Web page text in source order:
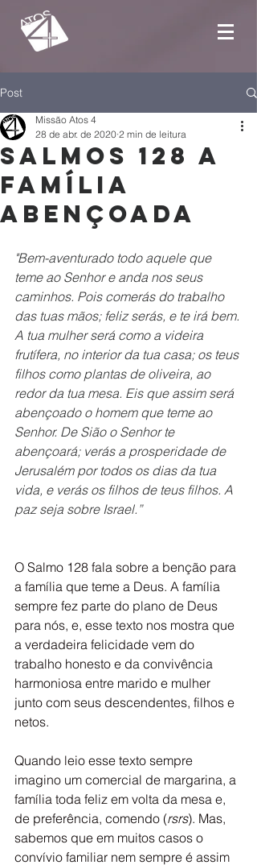
Post
SALMOS 128 A
FAMÍLIA
ABENÇOADA
Missão Atos 4
28 de abr. de 2020 2 min de leitura
"Bem-aventurado todo aquele que
teme ao Senhor e anda nos seus
caminhos. Pois comerás do trabalho
das tuas mãos; feliz serás, e te irá bem.
A tua mulher será como a videira
frutífera, no interior da tua casa; os teus
filhos como plantas de oliveira, ao
redor da tua mesa. Eis que assim será
abençoado o homem que teme ao
Senhor. De Sião o Senhor te
abençoará; verás a prosperidade de
Jerusalém por todos os dias da tua
vida, e verás os filhos de teus filhos. A
paz seja sobre Israel.”
O Salmo 128 fala sobre a benção para
a família que teme a Deus. A família
sempre fez parte do plano de Deus
para nós, e, esse texto nos mostra que
a verdadeira felicidade vem do
trabalho honesto e da convivência
harmoniosa entre marido e mulher
junto com seus descendentes, filhos e
netos.
Quando leio esse texto sempre
imagino um comercial de margarina, a
família toda feliz em volta da mesa e,
de preferência, comendo (rsrs). Mas,
sabemos que em muitos casos o
convívio familiar nem sempre é assim